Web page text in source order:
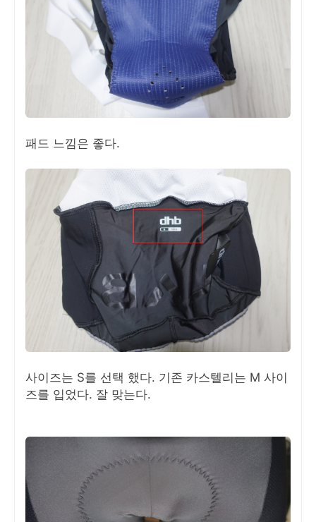
패드 느낌은 좋다.
사이즈는 S를 선택 했다. 기존 카스텔리는 M 사이
즈를 입었다. 잘 맞는다.